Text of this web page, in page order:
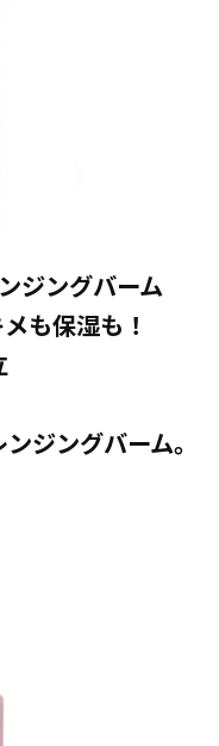
ジングバーム
も保湿も！
ジングバーム。